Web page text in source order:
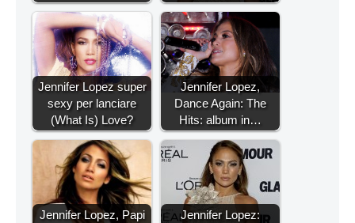
Jennifer Lopez super
sexy per lanciare
(What Is) Love?
Jennifer Lopez,
Dance Again: The
Hits: album in…
Jennifer Lopez, Papi
Jennifer Lopez: